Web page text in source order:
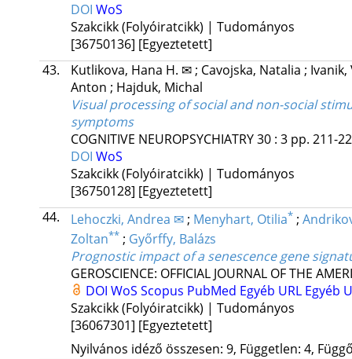
DOI WoS
Szakcikk (Folyóiratcikk) | Tudományos
[36750136] [Egyeztetett]
43.
Kutlikova, Hana H. ✉ ; Cavojska, Natalia ;
Anton ; Hajduk, Michal
Visual processing of social and non-social
symptoms
COGNITIVE NEUROPSYCHIATRY30: 3 pp. 211-
DOI WoS
Szakcikk (Folyóiratcikk) | Tudományos
[36750128] [Egyeztetett]
44.
Lehoczki, Andrea ✉ ; Menyhart, Otilia* ;
Zoltan** ; Győrffy, Balázs
Prognostic impact of a senescence gene
GEROSCIENCE: OFFICIAL JOURNAL OF THE
DOI WoS Scopus PubMed Egyéb URL Egyéb
Szakcikk (Folyóiratcikk) | Tudományos
[36067301] [Egyeztetett]
Nyilvános idéző összesen: 9, Független: 4,